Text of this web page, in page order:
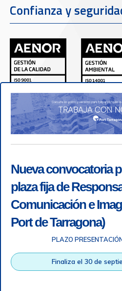
Confianza y
Autoridad Portuaria de
Nueva convocatoria
plaza fija de
Comunicación e
Port de Tarragona)
PLAZO
Finaliza el 30 de